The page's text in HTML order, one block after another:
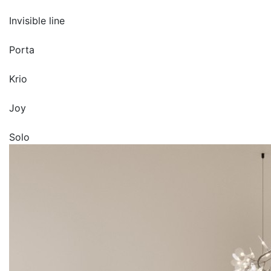
Invisible line
Porta
Krio
Joy
Solo